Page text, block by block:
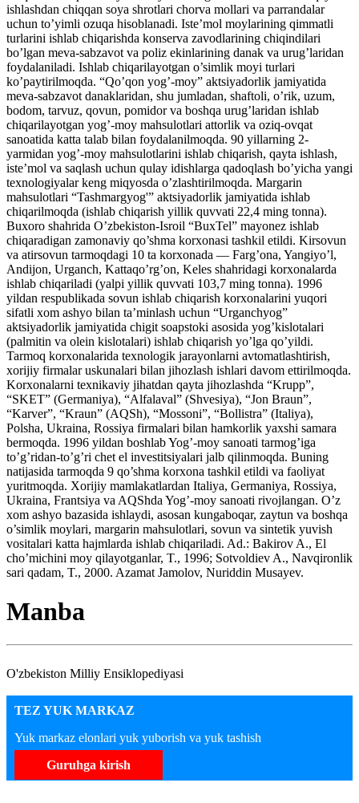
ishlashdan chiqqan soya shrotlari chorva mollari va parrandalar
uchun to’yimli ozuqa hisoblanadi. Iste’mol moylarining qimmatli
turlarini ishlab chiqarishda konserva zavodlarining chiqindilari
bo’lgan meva-sabzavot va poliz ekinlarining danak va urug’laridan
foydalaniladi. Ishlab chiqarilayotgan o’simlik moyi turlari
ko’paytirilmoqda. “Qo’qon yog’-moy” aktsiyadorlik jamiyatida
meva-sabzavot danaklaridan, shu jumladan, shaftoli, o’rik, uzum,
bodom, tarvuz, qovun, pomidor va boshqa urug’laridan ishlab
chiqarilayotgan yog’-moy mahsulotlari attorlik va oziq-ovqat
sanoatida katta talab bilan foydalanilmoqda. 90 yillarning 2-
yarmidan yog’-moy mahsulotlarini ishlab chiqarish, qayta ishlash,
iste’mol va saqlash uchun qulay idishlarga qadoqlash bo’yicha yangi
texnologiyalar keng miqyosda o’zlashtirilmoqda. Margarin
mahsulotlari “Tashmargyog'” aktsiyadorlik jamiyatida ishlab
chiqarilmoqda (ishlab chiqarish yillik quvvati 22,4 ming tonna).
Buxoro shahrida O’zbekiston-Isroil “BuxTel” mayonez ishlab
chiqaradigan zamonaviy qo’shma korxonasi tashkil etildi. Kirsovun
va atirsovun tarmoqdagi 10 ta korxonada — Farg’ona, Yangiyo’l,
Andijon, Urganch, Kattaqo’rg’on, Keles shahridagi korxonalarda
ishlab chiqariladi (yalpi yillik quvvati 103,7 ming tonna). 1996
yildan respublikada sovun ishlab chiqarish korxonalarini yuqori
sifatli xom ashyo bilan ta’minlash uchun “Urganchyog”
aktsiyadorlik jamiyatida chigit soapstoki asosida yog’kislotalari
(palmitin va olein kislotalari) ishlab chiqarish yo’lga qo’yildi.
Tarmoq korxonalarida texnologik jarayonlarni avtomatlashtirish,
xorijiy firmalar uskunalari bilan jihozlash ishlari davom ettirilmoqda.
Korxonalarni texnikaviy jihatdan qayta jihozlashda “Krupp”,
“SKET” (Germaniya), “Alfalaval” (Shvesiya), “Jon Braun”,
“Karver”, “Kraun” (AQSh), “Mossoni”, “Bollistra” (Italiya),
Polsha, Ukraina, Rossiya firmalari bilan hamkorlik yaxshi samara
bermoqda. 1996 yildan boshlab Yog’-moy sanoati tarmog’iga
to’g’ridan-to’g’ri chet el investitsiyalari jalb qilinmoqda. Buning
natijasida tarmoqda 9 qo’shma korxona tashkil etildi va faoliyat
yuritmoqda. Xorijiy mamlakatlardan Italiya, Germaniya, Rossiya,
Ukraina, Frantsiya va AQShda Yog’-moy sanoati rivojlangan. O’z
xom ashyo bazasida ishlaydi, asosan kungaboqar, zaytun va boshqa
o’simlik moylari, margarin mahsulotlari, sovun va sintetik yuvish
vositalari katta hajmlarda ishlab chiqariladi. Ad.: Bakirov A., El
cho’michini moy qilayotganlar, T., 1996; Sotvoldiev A., Navqironlik
sari qadam, T., 2000. Azamat Jamolov, Nuriddin Musayev.
Manba
O'zbekiston Milliy Ensiklopediyasi
TEZ YUK MARKAZ
Yuk markaz elonlari yuk yuborish va yuk tashish
Guruhga kirish